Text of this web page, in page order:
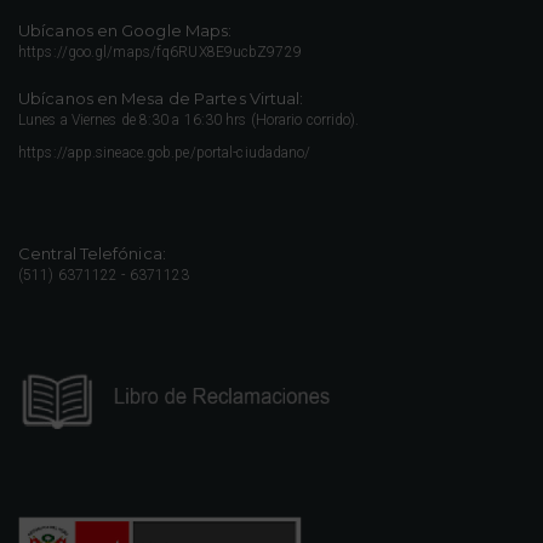
Ubícanos en Google Maps:
https://goo.gl/maps/fq6RUX8E9ucbZ9729
Ubícanos en Mesa de Partes Virtual:
Lunes a Viernes de 8:30 a 16:30 hrs (Horario corrido).
https://app.sineace.gob.pe/portal-ciudadano/
Central Telefónica:
(511) 6371122 - 6371123